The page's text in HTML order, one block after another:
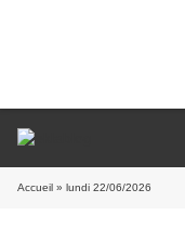
Accueil » lundi 22/06/2026